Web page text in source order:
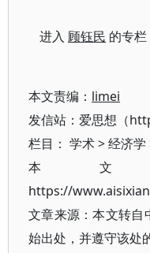
进入 顾钰民 的专
本文责编： limei
发信站：爱思想（
栏目： 学术>经济学
本文
https://
文章来源：本文转自
始出处，并遵守该处